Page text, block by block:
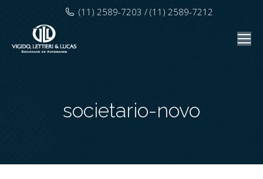
(11) 2589-7203 / (11) 2589-7212
societario-novo